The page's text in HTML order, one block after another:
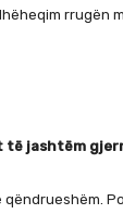
rrugën
të jashtëm